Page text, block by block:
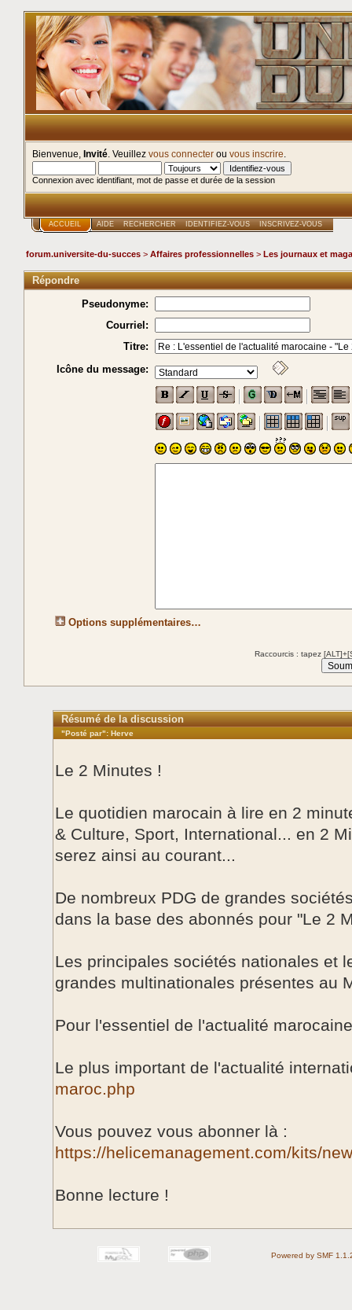
Bienvenue, Invité . Veuillez vous connecter ou vous inscrire
Connexion avec identifiant, mot de passe et durée de la session
ACCUEIL AIDE RECHERCHER IDENTIFIEZ-VOUS INSCRIVEZ-VOUS
forum.universite-du-succes > Affaires professionnelles > Les journaux et
Répondre
Pseudonyme:
Courriel:
Titre:
Icône du message:
Options supplémentaires…
Raccourcis : tapez
Résumé de la discussion
"Posté par": Herve
Le 2 Minutes !
Le quotidien marocain à lire en 2
& Culture, Sport, International... en 2
serez ainsi au courant...
De nombreux PDG de grandes
dans la base des abonnés pour "Le 2
Les principales sociétés nationales et
grandes multinationales présentes au
Pour l'essentiel de l'actualité
Le plus important de l'actualité
maroc.php
Vous pouvez vous abonner là :
https://helicemanagement.com/kits/
Bonne lecture !
Powered by SMF